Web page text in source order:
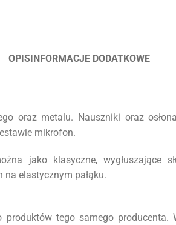
OPISINFORMACJE DODATKOWE
oraz metalu. Nauszniki oraz
mikrofon.
jako klasyczne,
elastycznym pałąku.
tego samego